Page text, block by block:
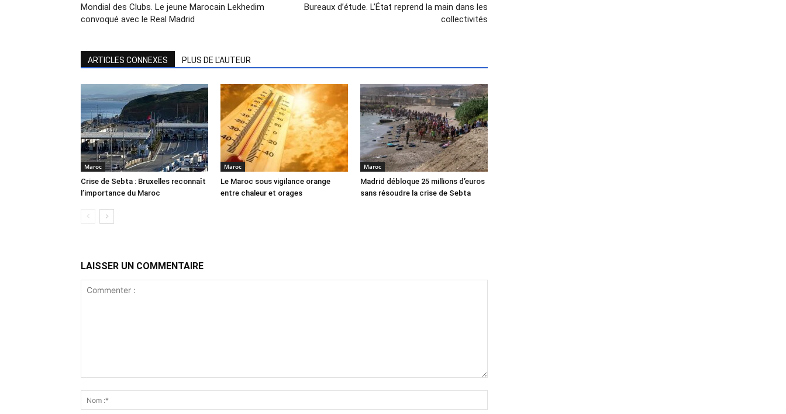
Mondial des Clubs. Le jeune Marocain Lekhedim
convoqué avec le Real Madrid
Bureaux d’étude. L’État reprend la main dans les
collectivités
ARTICLES CONNEXES PLUS DE L'AUTEUR
Maroc
Crise de Sebta : Bruxelles reconnaît
l’importance du Maroc
Maroc
Le Maroc sous vigilance orange
entre chaleur et orages
Maroc
Madrid débloque 25 millions d’euros
sans résoudre la crise de Sebta
LAISSER UN COMMENTAIRE